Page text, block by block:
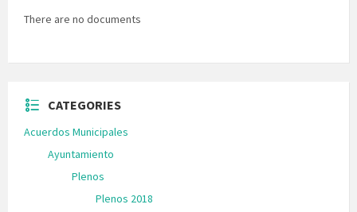
There are no documents
CATEGORIES
Acuerdos Municipales
Ayuntamiento
Plenos
Plenos 2018